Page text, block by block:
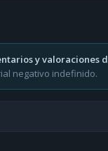
y valoraciones
negativo indefinido.